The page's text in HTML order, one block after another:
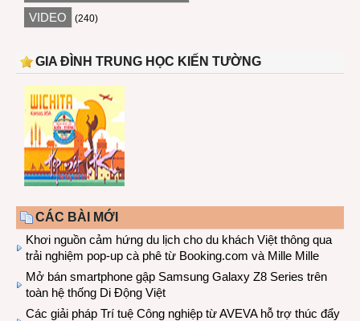
VIDEO (240)
GIA ĐÌNH TRUNG HỌC KIẾN TƯỜNG
CÁC BÀI MỚI
Khơi nguồn cảm hứng du lịch cho du khách Việt thông qua
trải nghiệm pop-up cà phê từ Booking.com và Mille Mille
Mở bán smartphone gập Samsung Galaxy Z8 Series trên
toàn hệ thống Di Động Việt
Các giải pháp Trí tuệ Công nghiệp từ AVEVA hỗ trợ thúc đẩy